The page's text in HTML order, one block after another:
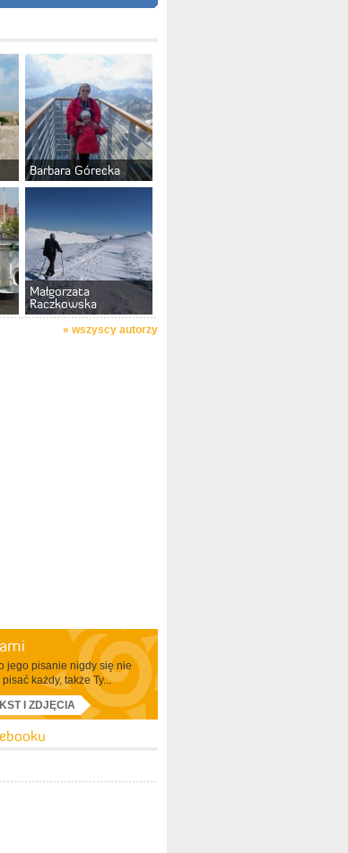
Barbara Górecka
Małgorzata
Raczkowska
» wszyscy autorzy
jego pisanie nigdy się nie
każdy, także Ty...
I ZDJĘCIA